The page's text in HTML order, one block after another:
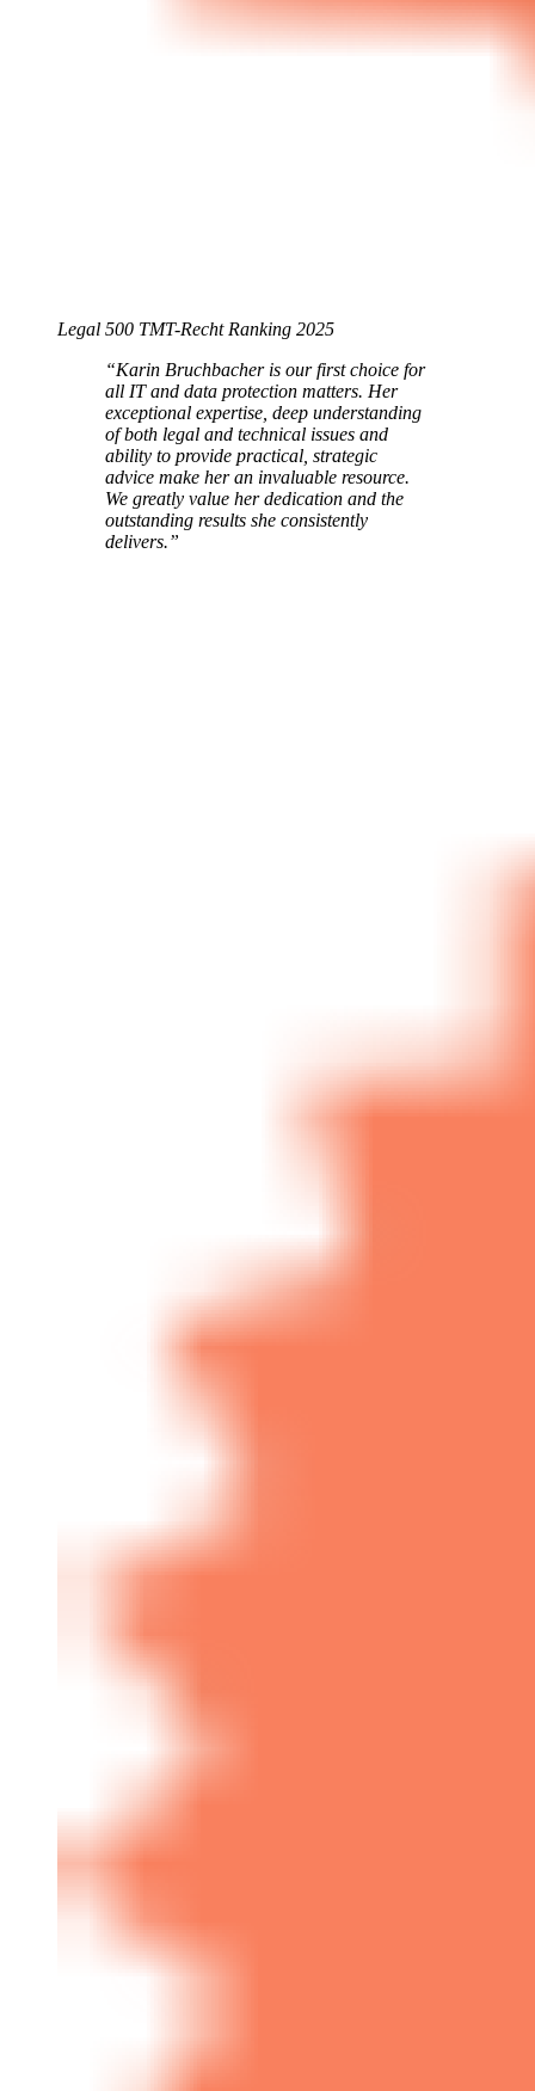
Legal 500 TMT-Recht Ranking 2025
“Karin Bruchbacher is our first choice for
all IT and data protection matters. Her
exceptional expertise, deep understanding
of both legal and technical issues and
ability to provide practical, strategic
advice make her an invaluable resource.
We greatly value her dedication and the
outstanding results she consistently
delivers.”